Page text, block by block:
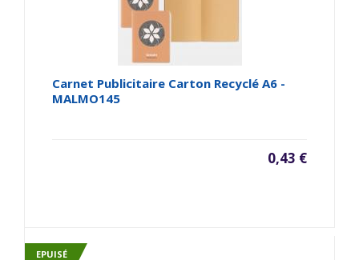
Carnet Publicitaire Carton Recyclé A6 -
MALMO145
0,43 €
EPUISÉ